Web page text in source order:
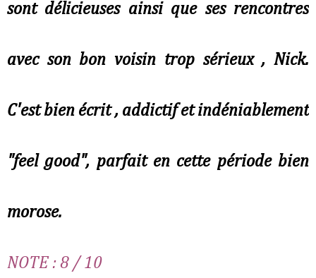
sont délicieuses ainsi que ses rencontres
avec son bon voisin trop sérieux , Nick.
C'est bien écrit , addictif et indéniablement
"feel good", parfait en cette période bien
morose.
NOTE : 8 / 10